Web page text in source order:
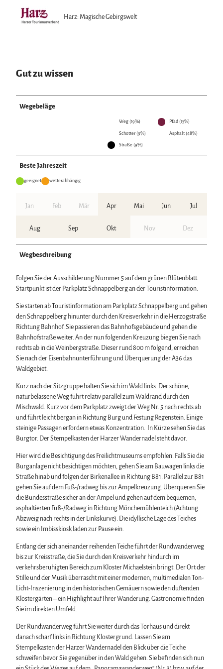
Harz: Magische Gebirgswelt
Gut zu wissen
Wegebeläge
Weg (19%) Pfad (15%)
Schotter (9%) Asphalt (48%)
Straße (9%)
Beste Jahreszeit
geeignet wetterabhängig
Jan Feb Mär Apr Mai Jun Jul
Aug Sep Okt Nov Dez
Wegbeschreibung
Folgen Sie der Ausschilderung Nummer 5 auf dem grünen Blütenblatt.
Startpunkt ist der Parkplatz Schnappelberg an der Touristinformation.
Sie starten ab Touristinformation am Parkplatz Schnappelberg und gehen
den Schnappelberg hinunter durch den Kreisverkehr in die Herzogstraße
Richtung Bahnhof. Sie passieren das Bahnhofsgebäude und gehen die
Bahnhofstraße weiter. An der nun folgenden Kreuzung biegen Sie nach
rechts ab in die Weinbergstraße. Dieser rund 800 m folgend, erreichen
Sie nach der Eisenbahnunterführung und Überquerung der A36 das
Waldgebiet.
Kurz nach der Sitzgruppe halten Sie sich im Wald links. Der schöne,
naturbelassene Weg führt relativ parallel zum Waldrand durch den
Mischwald. Kurz vor dem Parkplatz zweigt der Weg Nr. 5 nach rechts ab
und führt leicht bergan in Richtung Burg und Festung Regenstein. Einige
steinige Passagen erfordern etwas Konzentration. In Kürze sehen Sie das
Burgtor. Der Stempelkasten der Harzer Wandernadel steht davor.
Hier wird die Besichtigung des Freilichtmuseums empfohlen. Falls Sie die
Burganlage nicht besichtigen möchten, gehen Sie am Bauwagen links die
Straße hinab und folgen der Birkenallee in Richtung B81. Parallel zur B81
gehen Sie auf dem Fuß-/radweg bis zur Ampelkreuzung. Überqueren Sie
die Bundesstraße sicher an der Ampel und gehen auf dem bequemen,
asphaltierten Fuß-/Radweg in Richtung Mönchemühlenteich (Achtung:
Abzweig nach rechts in der Linkskurve). Die idyllische Lage des Teiches
sowie ein Imbisskiosk laden zur Pause ein.
Entlang der sich aneinander reihenden Teiche führt der Rundwanderweg
bis zur Kreisstraße, die Sie durch den Kreisverkehr hindurch im
verkehrsberuhigten Bereich zum Kloster Michaelstein bringt. Der Ort der
Stille und der Musik überrascht mit einer modernen, multimedialen Ton-
Licht-Inszenierung in den historischen Gemäuern sowie den duftenden
Klostergärten – ein Highlight auf Ihrer Wanderung. Gastronomie finden
Sie im direkten Umfeld.
Der Rundwanderweg führt Sie weiter durch das Torhaus und direkt
danach scharf links in Richtung Klostergrund. Lassen Sie am
Stempelkasten der Harzer Wandernadel den Blick über die Teiche
schweifen bevor Sie gegenüber in den Wald gehen. Sie befinden sich nun